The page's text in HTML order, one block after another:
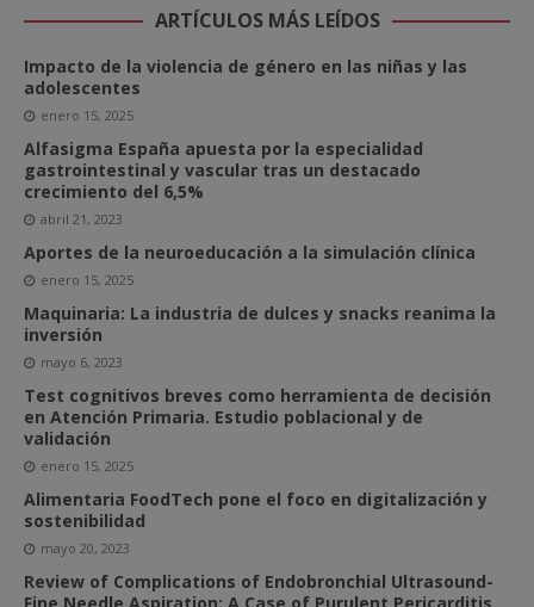
ARTÍCULOS MÁS LEÍDOS
Impacto de la violencia de género en las niñas y las
adolescentes
enero 15, 2025
Alfasigma España apuesta por la especialidad
gastrointestinal y vascular tras un destacado
crecimiento del 6,5%
abril 21, 2023
Aportes de la neuroeducación a la simulación clínica
enero 15, 2025
Maquinaria: La industria de dulces y snacks reanima la
inversión
mayo 6, 2023
Test cognitivos breves como herramienta de decisión
en Atención Primaria. Estudio poblacional y de
validación
enero 15, 2025
Alimentaria FoodTech pone el foco en digitalización y
sostenibilidad
mayo 20, 2023
Review of Complications of Endobronchial Ultrasound-